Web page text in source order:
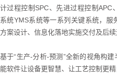
计过程控制SPC、先进过程控制APC
系统YMS系统等一系列关键系统，服
方案设计、信息化落地实施交付及后续
基于“生产-分析-预测”全新的视角构
能软件让设备更智慧、让工艺控制更